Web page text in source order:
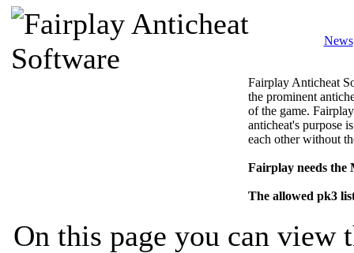
News
Fairplay Anticheat
the prominent
of the game.
anticheat's purpose
each other without
Fairplay needs
The allowed pk3
On this page you can view